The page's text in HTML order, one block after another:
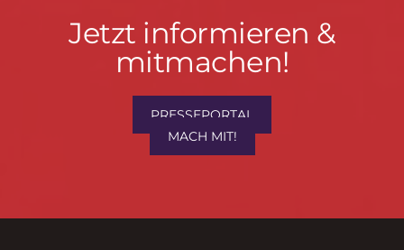
Jetzt
informieren
mitmachen!
Jetzt informieren &
mitmachen!
PRESSEPORTAL
MACH MIT!